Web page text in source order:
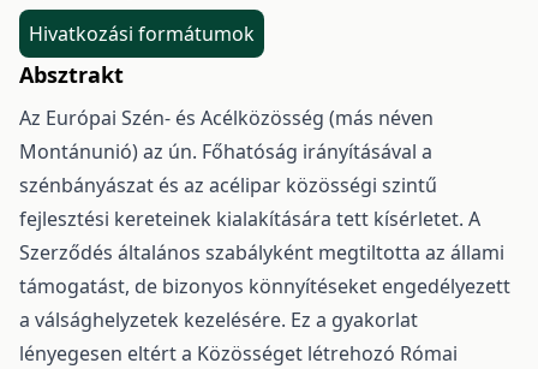
Hivatkozási formátumok
Absztrakt
Az Európai Szén- és Acélközösség (más néven
Montánunió) az ún. Főhatóság irányításával a
szénbányászat és az acélipar közösségi szintű
fejlesztési kereteinek kialakítására tett kísérletet. A
Szerződés általános szabályként megtiltotta az állami
támogatást, de bizonyos könnyítéseket engedélyezett
a válsághelyzetek kezelésére. Ez a gyakorlat
lényegesen eltért a Közösséget létrehozó Római